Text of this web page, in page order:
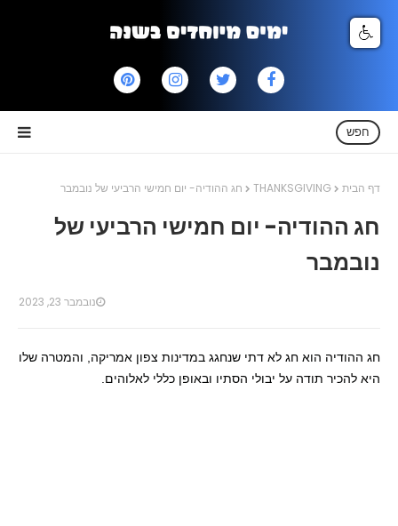
חפש
דף הבית THANKSGIVING חג ההודיה- יום חמישי הרביעי של נובמבר
חג ההודיה- יום חמישי הרביעי של
נובמבר
נובמבר 23, 2023
חג ההודיה הוא חג לא דתי שנחגג במדינות צפון אמריקה, והמטרה שלו
היא להכיר תודה על יבולי הסתיו ובאופן כללי לאלוהים.